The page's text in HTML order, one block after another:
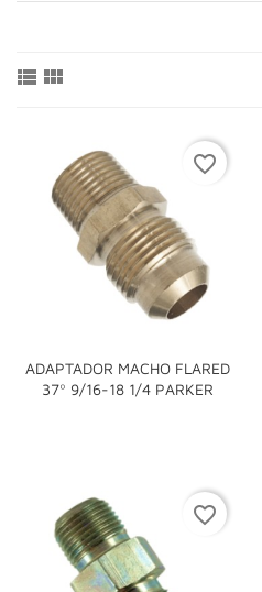
 
ADAPTADOR MACHO FLARED
37º 9/16-18 1/4 PARKER
favorite_border
favorite_border